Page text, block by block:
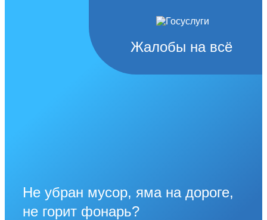
Жалобы на всё
Не убран мусор, яма на дороге,
не горит фонарь?